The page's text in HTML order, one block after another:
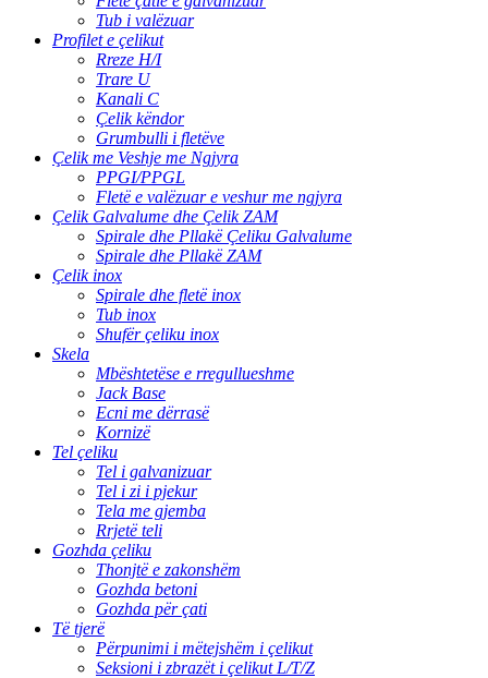
Tub i valëzuar
Profilet e çelikut
Rreze H/I
Trare U
Kanali C
Çelik këndor
Grumbulli i fletëve
Çelik me Veshje me Ngjyra
PPGI/PPGL
Fletë e valëzuar e veshur me ngjyra
Çelik Galvalume dhe Çelik ZAM
Spirale dhe Pllakë Çeliku Galvalume
Spirale dhe Pllakë ZAM
Çelik inox
Spirale dhe fletë inox
Tub inox
Shufër çeliku inox
Skela
Mbështetëse e rregullueshme
Jack Base
Ecni me dërrasë
Kornizë
Tel çeliku
Tel i galvanizuar
Tel i zi i pjekur
Tela me gjemba
Rrjetë teli
Gozhda çeliku
Thonjtë e zakonshëm
Gozhda betoni
Gozhda për çati
Të tjerë
Përpunimi i mëtejshëm i çelikut
Seksioni i zbrazët i çelikut L/T/Z